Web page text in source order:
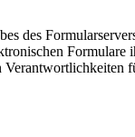
des
Formulare